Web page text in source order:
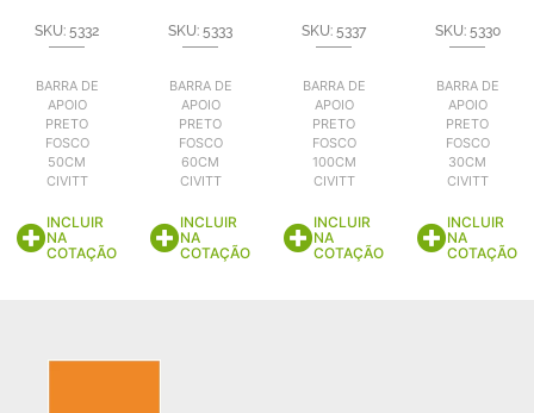
SKU: 5332
BARRA DE
APOIO
PRETO
FOSCO
50CM
CIVITT
INCLUIR
NA
COTAÇÃO
SKU: 5333
BARRA DE
APOIO
PRETO
FOSCO
60CM
CIVITT
INCLUIR
NA
COTAÇÃO
SKU: 5337
BARRA DE
APOIO
PRETO
FOSCO
100CM
CIVITT
INCLUIR
NA
COTAÇÃO
SKU: 5330
BARRA DE
APOIO
PRETO
FOSCO
30CM
CIVITT
INCLUIR
NA
COTAÇÃO